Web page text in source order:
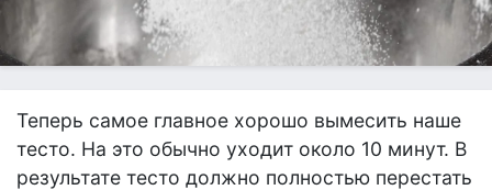
Теперь самое главное хорошо вымесить наше
тесто. На это обычно уходит около 10 минут. В
результате тесто должно полностью перестать